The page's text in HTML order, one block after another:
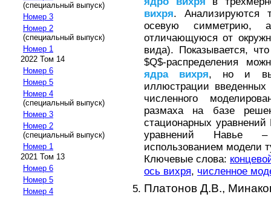
(специальный выпуск)
Номер 3
Номер 2
(специальный выпуск)
Номер 1
2022 Том 14
Номер 6
Номер 5
Номер 4
(специальный выпуск)
Номер 3
Номер 2
(специальный выпуск)
Номер 1
2021 Том 13
Номер 6
Номер 5
Номер 4
вихря. Анализируются
осевую
отличающуюся от
вида). Показывается,
$Q$-распределения
ядра
вихря, но и
иллюстрации введенных
численного
размаха на базе
стационарных
уравнений Навье
использованием модели
Ключевые слова:
ось вихря, численное
Платонов Д.В.,